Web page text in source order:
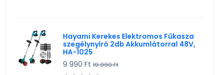
Hayami Kerekes Elektromos Fűkasza
szegélynyíró 2db Akkumlátorral 48V,
HA-1025
9 990 Ft 19 990 Ft